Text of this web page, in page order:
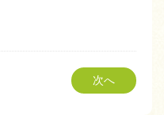
次へ